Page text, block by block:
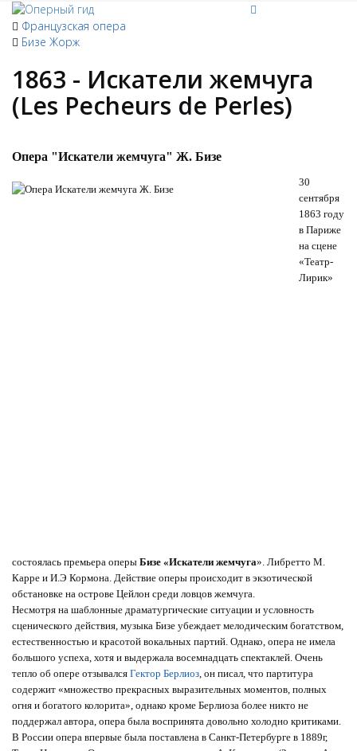
Французская опера
Бизе Жорж
1863 - Искатели жемчуга
(Les Pecheurs de Perles)
Опера "Искатели жемчуга" Ж. Бизе
30
сентября
1863 году
в Париже
на сцене
«Театр-
Лирик»
состоялась премьера оперы Бизе «Искатели жемчуга». Либретто М.
Карре и И.Э Кормона. Действие оперы происходит в экзотической
обстановке на острове Цейлон среди ловцов жемчуга.
Несмотря на шаблонные драматургические ситуации и условность
сценического действия, музыка Бизе убеждает мелодическим богатством,
естественностью и красотой вокальных партий. Однако, опера не имела
большого успеха, хотя и выдержала восемнадцать спектаклей. Очень
тепло об опере отзывался Гектор Берлиоз, он писал, что партитура
содержит «множество прекрасных выразительных моментов, полных
огня и богатого колорита», однако кроме Берлиоза более никто не
поддержал автора, опера была воспринята довольно холодно критиками.
В России опера впервые была поставлена в Санкт-Петербурге в 1889г,